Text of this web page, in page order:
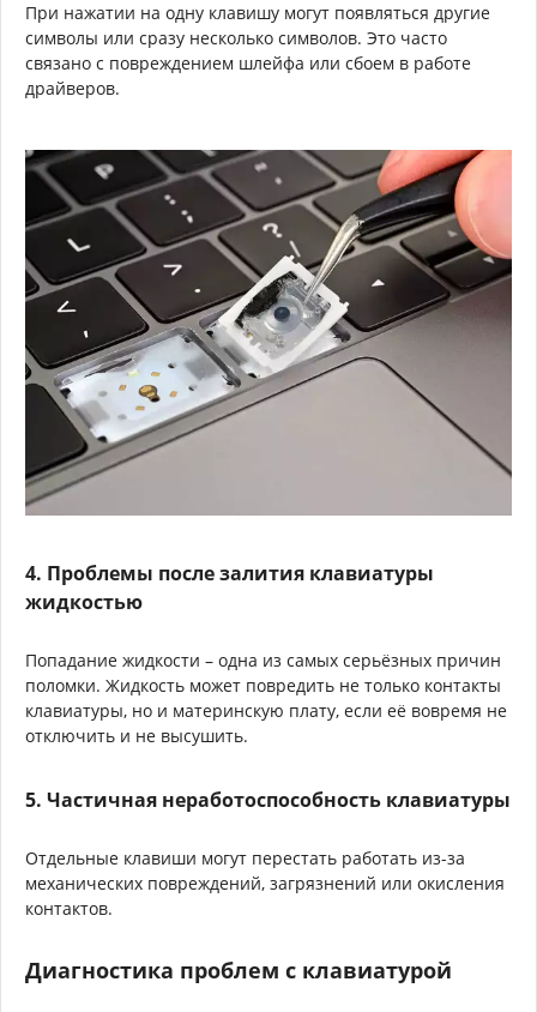
При нажатии на одну клавишу могут появляться другие
символы или сразу несколько символов. Это часто
связано с повреждением шлейфа или сбоем в работе
драйверов.
4. Проблемы после залития клавиатуры
жидкостью
Попадание жидкости – одна из самых серьёзных причин
поломки. Жидкость может повредить не только контакты
клавиатуры, но и материнскую плату, если её вовремя не
отключить и не высушить.
5. Частичная неработоспособность клавиатуры
Отдельные клавиши могут перестать работать из-за
механических повреждений, загрязнений или окисления
контактов.
Диагностика проблем с клавиатурой